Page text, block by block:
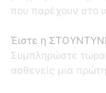
που παρέχουν στο
Έιστε η
Συμπληρώστε τώρα
ασθενείς μια